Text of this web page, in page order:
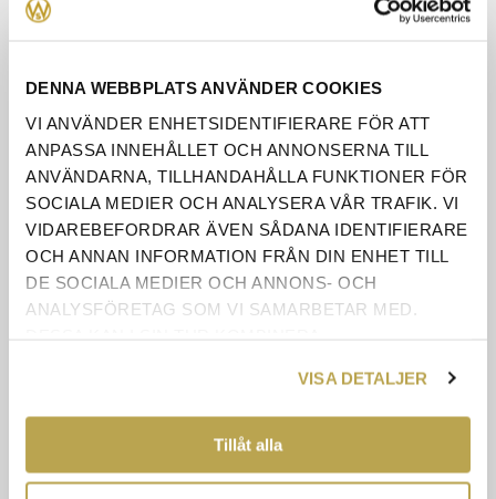
DENNA WEBBPLATS ANVÄNDER COOKIES
VI ANVÄNDER ENHETSIDENTIFIERARE FÖR ATT
ANPASSA INNEHÅLLET OCH ANNONSERNA TILL
ANVÄNDARNA, TILLHANDAHÅLLA FUNKTIONER FÖR
SOCIALA MEDIER OCH ANALYSERA VÅR TRAFIK. VI
VIDAREBEFORDRAR ÄVEN SÅDANA IDENTIFIERARE
OCH ANNAN INFORMATION FRÅN DIN ENHET TILL
DE SOCIALA MEDIER OCH ANNONS- OCH
ANALYSFÖRETAG SOM VI SAMARBETAR MED.
DU HAR TILLHANDAHÅLLIT ELLER SOM DE HAR
SAMLAT IN NÄR DU HAR ANVÄNT DERAS
VISA DETALJER
Tillåt alla
KUNDER SOM KÖPTE DENNA KÖPTE OCKSÅ